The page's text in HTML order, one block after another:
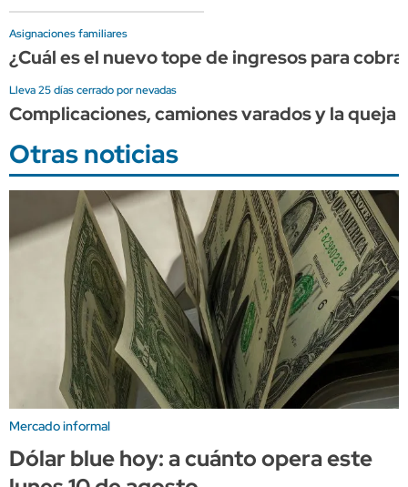
Asignaciones familiares
¿Cuál es el nuevo tope de ingresos para
Lleva 25 días cerrado por nevadas
Complicaciones, camiones varados y la
Otras noticias
Mercado informal
Dólar blue hoy: a cuánto opera este